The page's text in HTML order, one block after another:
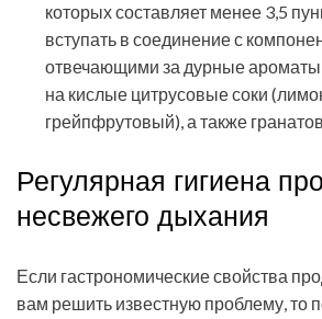
которых составляет менее 3,5
вступать в соединение с
отвечающими за дурные ароматы
на кислые цитрусовые соки
грейпфрутовый), а также
Регулярная гигиена
несвежего дыхания
Если гастрономические свойства
вам решить известную проблему, то